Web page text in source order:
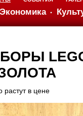
Экономика
в цене